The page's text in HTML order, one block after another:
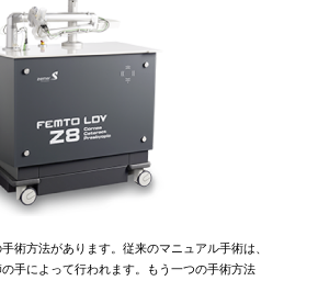
術方法があります。従来のマニュアル手術は、
手によって行われます。もう一つの手術方法